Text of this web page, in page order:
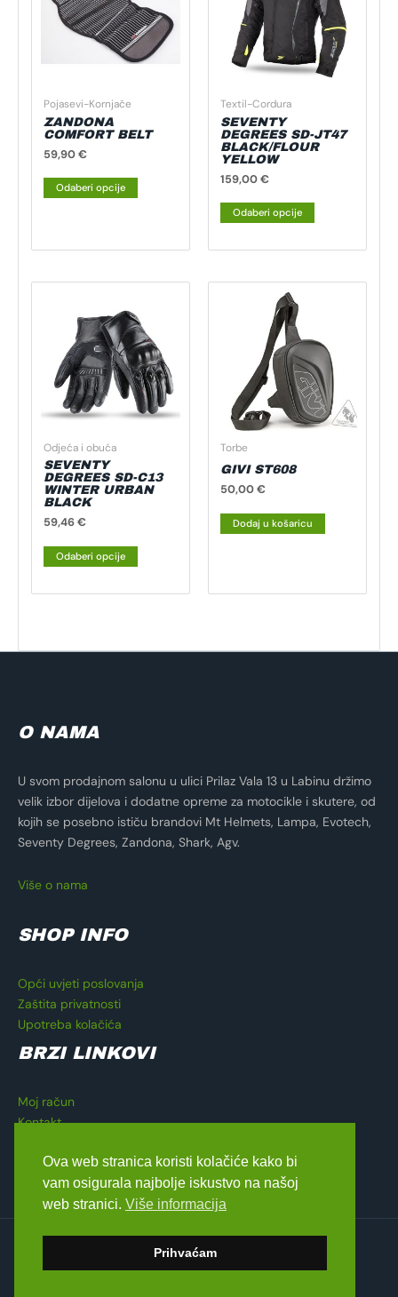
Pojasevi-Kornjače
ZANDONA
COMFORT BELT
59,90€
Odaberi opcije
više
varijanti.
Opcije
na
Textil-Cordura
SEVENTY
DEGREES SD-JT47
BLACK/FLOUR
YELLOW
159,00€
Odaberi opcije
više
varijanti.
Opcije
se
na
stranici
Odjeća i obuća
SEVENTY
DEGREES SD-C13
WINTER URBAN
BLACK
59,46€
Odaberi opcije
proizvod
ima
više
varijanti.
Opcije
se
na
stranici
Torbe
GIVI ST608
50,00€
Dodaj u košaricu
O NAMA
U svom prodajnom salonu u ulici Prilaz Vala 13 u Labinu držimo
velik izbor dijelova i dodatne opreme za motocikle i skutere, od
kojih se posebno ističu brandovi Mt Helmets, Lampa, Evotech,
Seventy Degrees, Zandona, Shark, Agv.
Više o nama
SHOP INFO
Opći uvjeti poslovanja
Zaštita privatnosti
Upotreba kolačića
BRZI LINKOVI
Moj račun
Kontakt
Blagajna
Copyright © 2026 Lavado Moto Shop
dizajn byMedialive
Ova web stranica koristi kolačiće kako bi
vam osigurala najbolje iskustvo na našoj
web stranici. Više informacija
Prihvaćam